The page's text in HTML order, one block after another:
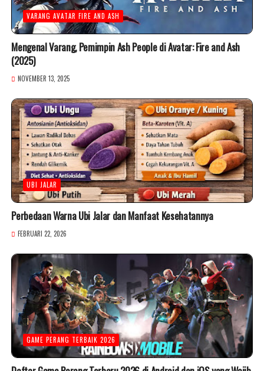
VARANG AVATAR FIRE AND ASH
Mengenal Varang, Pemimpin Ash People di Avatar: Fire and Ash
(2025)
NOVEMBER 13, 2025
UBI JALAR
Perbedaan Warna Ubi Jalar dan Manfaat Kesehatannya
FEBRUARI 22, 2026
GAME PERANG TERBAIK 2026